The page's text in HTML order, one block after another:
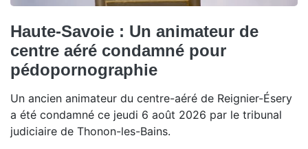
Haute-Savoie : Un animateur de
centre aéré condamné pour
pédopornographie
Un ancien animateur du centre-aéré de Reignier-Ésery
a été condamné ce jeudi 6 août 2026 par le tribunal
judiciaire de Thonon-les-Bains.